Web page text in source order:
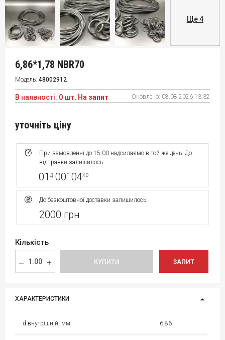
Ще 4
6,86*1,78 NBR70
Модель: 48002912
В наявності: 0 шт. На запит Оновлено: 08.08.2026 13:32
При замовленні до 15:00 надсилаємо в той же день. До
відправки залишилось:
01д 00г 04хв
До безкоштовної доставки залишилось:
2000 грн
уточніть ціну
Кількість
КУПИТИ ЗАПИТ
ХАРАКТЕРИСТИКИ
d внутрішній, мм 6,86